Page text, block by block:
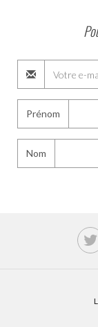
Prénom
Nom